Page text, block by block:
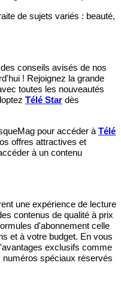
de sujets variés : beauté,
conseils avisés de nos
! Rejoignez la grande
toutes les nouveautés
Télé Star dès
pour accéder à Télé
offres attractives et
à un contenu
une expérience de lecture
contenus de qualité à prix
d'abonnement celle
et à votre budget. En vous
exclusifs comme
numéros spéciaux réservés